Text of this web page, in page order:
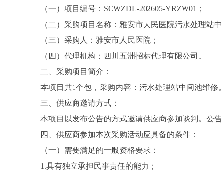
（一）项目编号：SCWZDL-202605-YRZW01；
（二）采购项目名称：雅安市人民医院污水处理站
（三）采购人：雅安市人民医院；
（四）代理机构：四川五洲招标代理有限公司。
二、采购项目简介：
本项目共1个包，采购内容：污水处理站中间池维修
三、供应商邀请方式：
本项目以发布公告的方式邀请供应商参加谈判。公
四、供应商参加本次采购活动应具备的条件：
（一）需要满足的一般资格要求：
1.具有独立承担民事责任的能力；